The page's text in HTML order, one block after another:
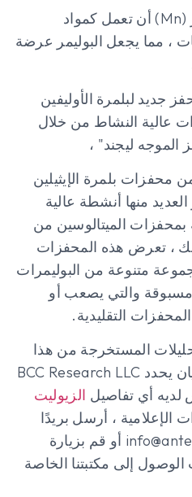
يمكن للمعادن مثل المنغنيز (Mn) أن تعمل كمواد
، مما يجعل البوليمر عرضة
جديد لبلمرة الأوليفين
عالية النشاط من خلال
الموجه ليجند" ،
محفزات بلمرة الإيثيلين
العديد منها أنشطة عالية
بمحفزات الميتالوسين من
على ذلك ، تعرض هذه المحفزات
متنوعة من البوليمرات
مسبوقة والتي يصعب أو
التقليدية.
المستخرجة من هذا
البيان الصحفي مصحوبة ببيان يحدد BCC Research LLC
لديه أي تفاصيل الزيوليت
، أرسل بريدًا
إلكترونيًا إلى info@antenchem.com أو قم بزيارة
إلى مكتبتنا الخاصة